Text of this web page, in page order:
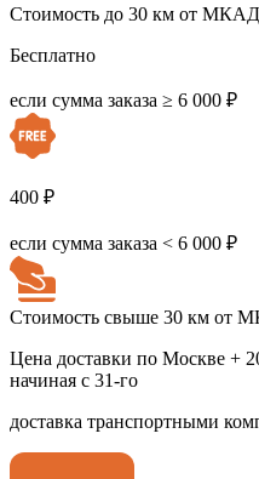
Стоимость до 30 км от МКАД
Бесплатно
если сумма заказа ≥ 6 000 ₽
400 ₽
если сумма заказа < 6 000 ₽
Стоимость свыше 30 км от
Цена доставки по Москве +
начиная с 31-го
доставка транспортными